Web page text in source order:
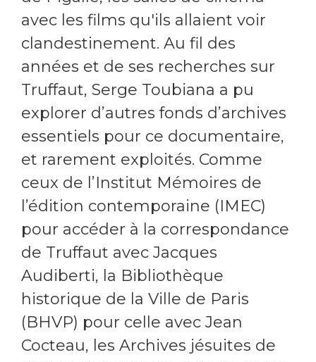
avec les films qu'ils allaient voir
clandestinement. Au fil des
années et de ses recherches sur
Truffaut, Serge Toubiana a pu
explorer d’autres fonds d’archives
essentiels pour ce documentaire,
et rarement exploités. Comme
ceux de l’Institut Mémoires de
l’édition contemporaine (IMEC)
pour accéder à la correspondance
de Truffaut avec Jacques
Audiberti, la Bibliothèque
historique de la Ville de Paris
(BHVP) pour celle avec Jean
Cocteau, les Archives jésuites de